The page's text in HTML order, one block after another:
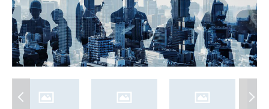
养老 非盈利组织